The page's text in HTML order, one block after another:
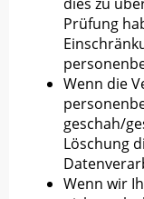
Prüfung
Wenn die
geschah/
Löschung
Wenn wir